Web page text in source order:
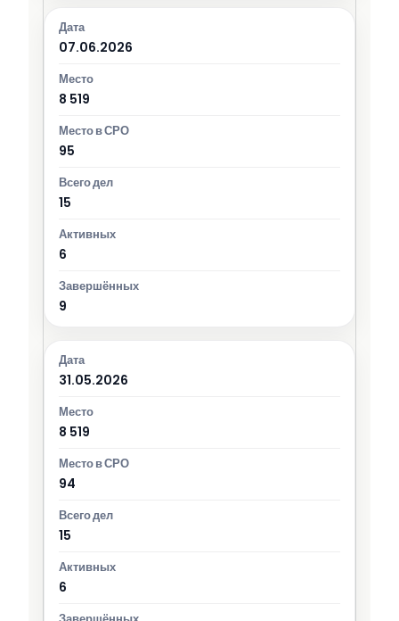
07.06.2026
8 519
95
15
6
9
31.05.2026
8 519
94
15
6